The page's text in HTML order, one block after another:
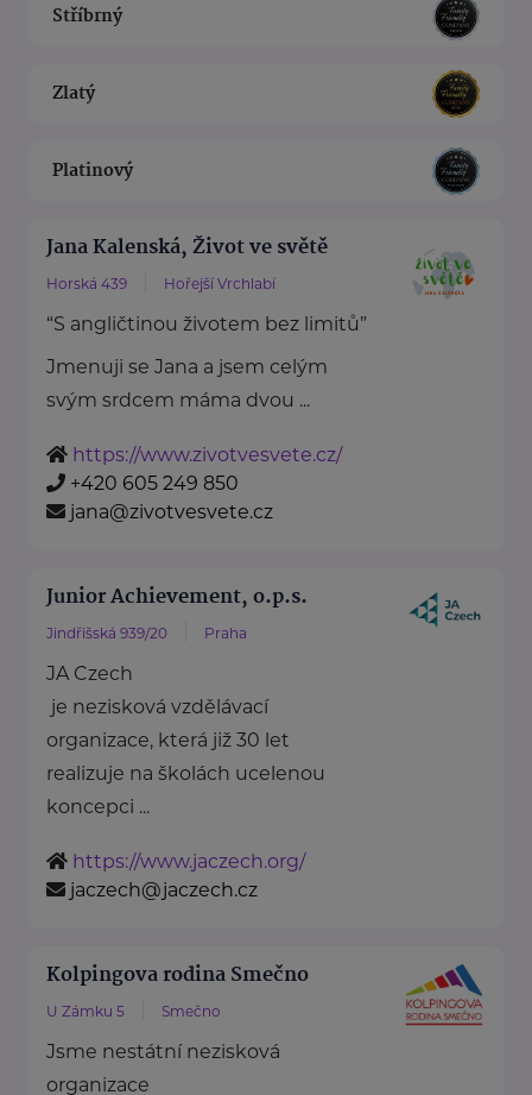
Stříbrný
Zlatý
Platinový
Jana Kalenská, Život ve světě
Horská 439 Hořejší Vrchlabí
“S angličtinou životem bez limitů”
Jmenuji se Jana a jsem celým
svým srdcem máma dvou ...
https://www.zivotvesvete.cz/
+420 605 249 850
jana@zivotvesvete.cz
Junior Achievement, o.p.s.
Jindřišská 939/20 Praha
JA Czech
je nezisková vzdělávací
organizace, která již 30 let
realizuje na školách ucelenou
koncepci ...
https://www.jaczech.org/
jaczech@jaczech.cz
Kolpingova rodina Smečno
U Zámku 5 Smečno
Jsme nestátní nezisková
organizace